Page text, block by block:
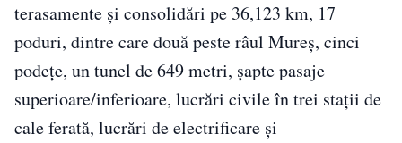
terasamente și consolidări pe 36,123 km, 17
poduri, dintre care două peste râul Mureș, cinci
podețe, un tunel de 649 metri, șapte pasaje
superioare/inferioare, lucrări civile în trei stații de
cale ferată, lucrări de electrificare și